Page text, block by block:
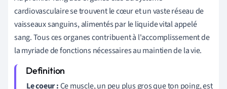
cardiovasculaire se trouvent le cœur et un vaste réseau de
vaisseaux sanguins, alimentés par le liquide vital appelé
sang. Tous ces organes contribuent à l'accomplissement de
la myriade de fonctions nécessaires au maintien de la vie.
Le coeur :Ce muscle, un peu plus gros que ton poing, est